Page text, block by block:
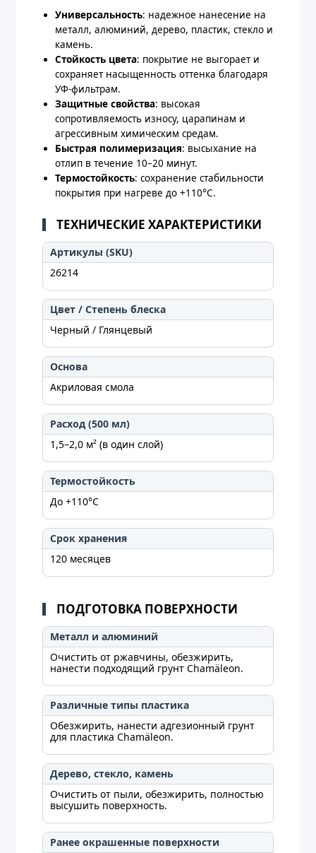
Универсальность: надежное нанесение на
металл, алюминий, дерево, пластик, стекло и
камень.
Стойкость цвета: покрытие не выгорает и
сохраняет насыщенность оттенка благодаря
УФ-фильтрам.
Защитные свойства: высокая
сопротивляемость износу, царапинам и
агрессивным химическим средам.
Быстрая полимеризация: высыхание на
отлип в течение 10–20 минут.
Термостойкость: сохранение стабильности
покрытия при нагреве до +110°C.
ТЕХНИЧЕСКИЕ ХАРАКТЕРИСТИКИ
Артикулы (SKU)
26214
Цвет / Степень блеска
Черный / Глянцевый
Основа
Акриловая смола
Расход (500 мл)
1,5–2,0 м² (в один слой)
Термостойкость
До +110°C
Срок хранения
120 месяцев
ПОДГОТОВКА ПОВЕРХНОСТИ
Металл и алюминий
Очистить от ржавчины, обезжирить,
нанести подходящий грунт Chamäleon.
Различные типы пластика
Обезжирить, нанести адгезионный грунт
для пластика Chamäleon.
Дерево, стекло, камень
Очистить от пыли, обезжирить, полностью
высушить поверхность.
Ранее окрашенные поверхности